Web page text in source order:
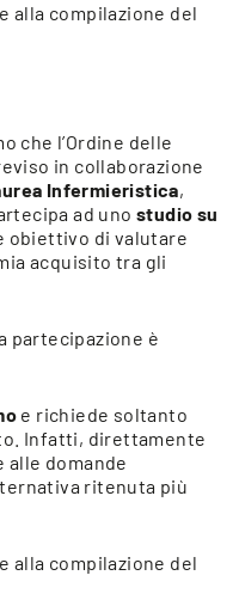
alla compilazione del
che l’Ordine delle
in collaborazione
Infermieristica,
ad uno studio su
obiettivo di valutare
acquisito tra gli
partecipazione è
e richiede soltanto
Infatti, direttamente
alle domande
ritenuta più
alla compilazione del